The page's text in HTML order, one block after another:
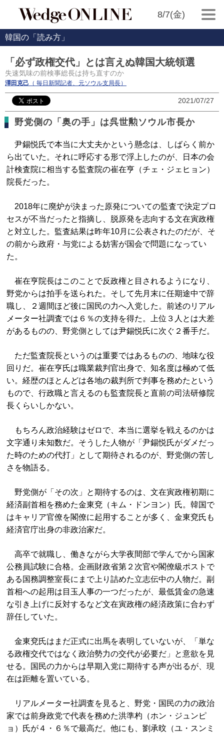
8/7(金)
韓国の「読み方」
「必ず政権交代」とは言えぬ韓国大統領選
失速気味の前検事総長は持ち直すのか
澤田克己 （ 毎日新聞記者、元ソウル支局長）
2021/07/27
野党側の「奥の手」は呉世勲ソウル市長か
尹錫悦氏で本当に大丈夫かという懸念は、しばらく前か
ら出ていた。それに呼応する形で浮上したのが、日本の会
計検査院に相当する監査院の崔在亨（チェ・ジェヒョン）
院長だった。
2018年に廃炉が決まった原発についての監査で決定プロ
セスが不当だったと指摘し、脱原発を志向する文在寅政権
と対立した。監査結果は昨年10月に公表されたのだが、そ
の前から政府・与党による妨害が国会で問題になってい
た。
崔在亨院長はこのことで反政権と目されるようになり、
野党からは拍手を送られた。そして先月末に任期途中で辞
職し、２週間ほど後に国民の力へ入党した。前述のリアル
メーター社調査では６％の支持を得た。上位３人とは大差
があるものの、野党側としては尹錫悦氏に次ぐ２番手だ。
ただ監査院長というのは重要ではあるものの、地味な役
回りだ。崔在亨氏は職業裁判官出身で、知名度は極めて低
い。経歴のほとんどは各地の裁判所で判事を務めたという
もので、行政職と言えるのも監査院長と直前の司法研修院
長くらいしかない。
もちろん政治経験はゼロで、本当に選挙を戦えるのかは
文字通り未知数だ。そうした人物が「尹錫悦氏がダメだっ
た時のための代打」として期待されるのが、野党側の苦し
さを物語る。
野党側が「その次」と期待するのは、文在寅政権初期に
経済副首相を務めた金東兗（キム・ドンヨン）氏。韓国で
はキャリア官僚を閣僚に起用することが多く、金東兗氏も
経済官庁出身の非政治家だ。
高卒で就職し、働きながら大学夜間部で学んでから国家
公務員試験に合格。企画財政省第２次官や閣僚級ポストで
ある国務調整室長にまで上り詰めた立志伝中の人物だ。副
首相への起用は目玉人事の一つだったが、最低賃金の急速
な引き上げに反対するなど文在寅政権の経済政策に合わず
辞任していた。
金東兗氏はまだ正式に出馬を表明していないが、「単な
る政権交代ではなく政治勢力の交代が必要だ」と意欲を見
せる。国民の力からは早期入党に期待する声が出るが、現
在は距離を置いている。
リアルメーター社調査を見ると、野党・国民の力の政治
家では前身政党で代表を務めた洪準杓（ホン・ジュンピ
ョ）氏が４・６％で最高だ。他にも、劉承旼（ユ・スンミ